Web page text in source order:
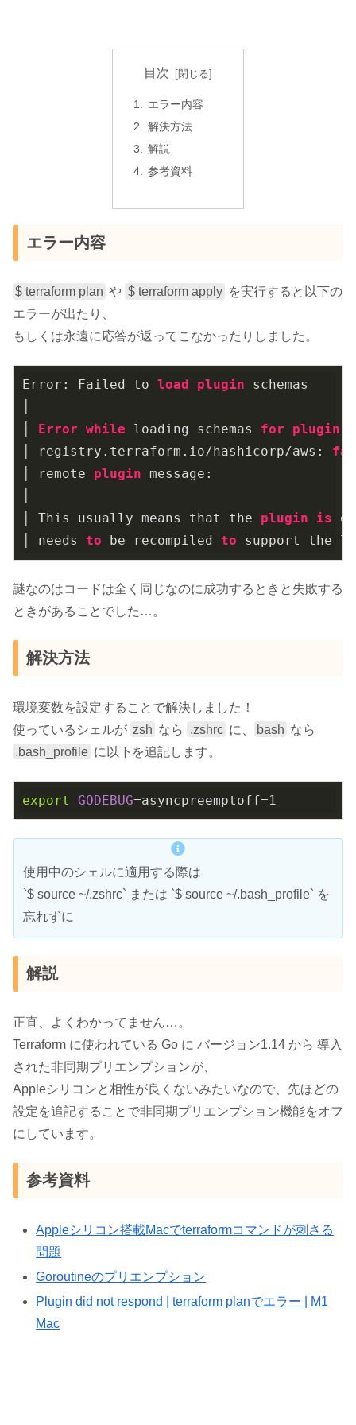
目次
エラー内容
解決方法
解説
参考資料
エラー内容
$ terraform plan や $ terraform apply を実行すると以下の
エラーが出たり、
もしくは永遠に応答が返ってこなかったりしました。
Error: Failed to load plugin schemas
Error while loading schemas for plugin
│ registry.terraform.io/hashicorp/aws:
│ remote plugin message:
│ This usually means that the plugin is
│ needs to be recompiled to support the
謎なのはコードは全く同じなのに成功するときと失敗する
ときがあることでした…。
解決方法
環境変数を設定することで解決しました！
使っているシェルが zsh なら .zshrc に、 bash なら
.bash_profile に以下を追記します。
export GODEBUG=asyncpreemptoff=1
使用中のシェルに適用する際は
`$ source ~/.zshrc` または `$ source ~/.bash_profile` を
忘れずに
解説
正直、よくわかってません…。
Terraform に使われている Go に バージョン1.14 から 導入
された非同期プリエンプションが、
Appleシリコンと相性が良くないみたいなので、先ほどの
設定を追記することで非同期プリエンプション機能をオフ
にしています。
参考資料
Appleシリコン搭載Macでterraformコマンドが刺さる
問題
Goroutineのプリエンプション
Plugin did not respond | terraform planでエラー | M1
Mac